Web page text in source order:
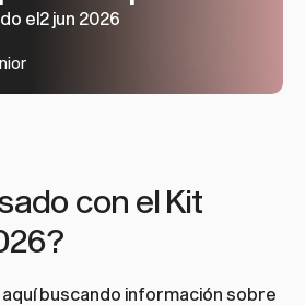
el2 jun 2026
con el Kit
buscando información sobre